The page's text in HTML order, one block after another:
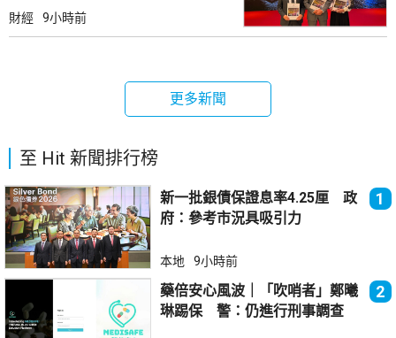
財經 9小時前
更多新聞
至 Hit 新聞排行榜
新一批銀債保證息率4.25厘 政
府：參考市況具吸引力
1
本地 9小時前
藥倍安心風波｜「吹哨者」鄭曦
琳踢保 警：仍進行刑事調查
2